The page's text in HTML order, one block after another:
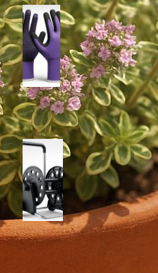
Guanti da
fine
modello
prugne e
Carrelli
modello
giardino